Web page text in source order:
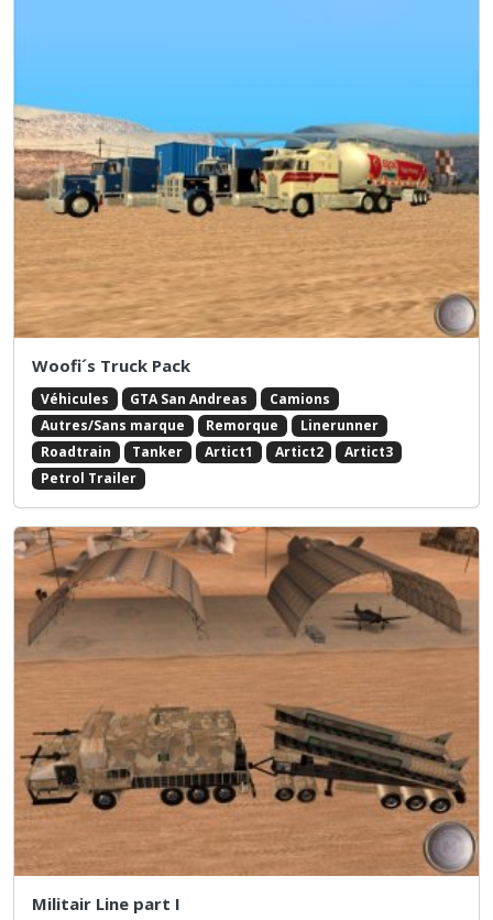
Woofi´s Truck Pack
Véhicules GTA San Andreas
Camions
Autres/Sans marque
Remorque
Linerunner
Roadtrain
Tanker Artict1 Artict2
Artict3
Petrol Trailer
Militair Line part I